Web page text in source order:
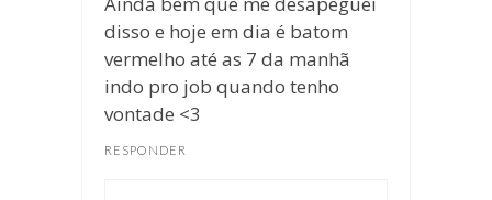
disso e hoje em dia é batom
vermelho até as 7 da manhã
indo pro job quando tenho
vontade <3
RESPONDER